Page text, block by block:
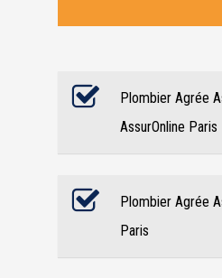
Plombier Agrée
AssurOnline Paris
Plombier Agrée
Paris